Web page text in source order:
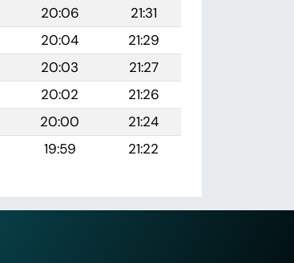
20:06
21:31
20:04
21:29
20:03
21:27
20:02
21:26
20:00
21:24
19:59 21:22